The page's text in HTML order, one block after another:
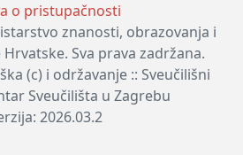
o pristupačnosti
znanosti, obrazovanja i
Sva prava zadržana.
(c) i održavanje :: Sveučilišni
Sveučilišta u Zagrebu
2026.03.2